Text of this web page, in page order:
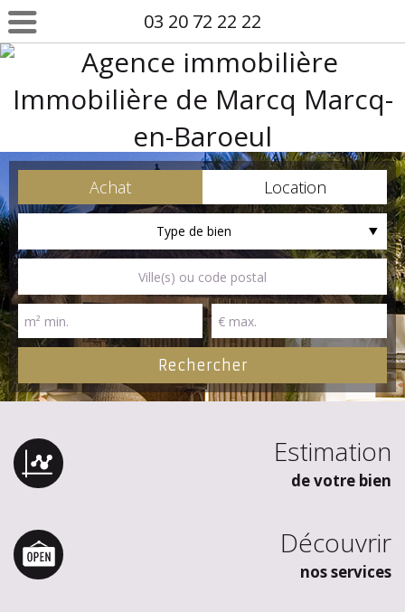
03 20 72 22 22
Achat Location
Type de bien
Estimation
de votre bien
Découvrir
nos services